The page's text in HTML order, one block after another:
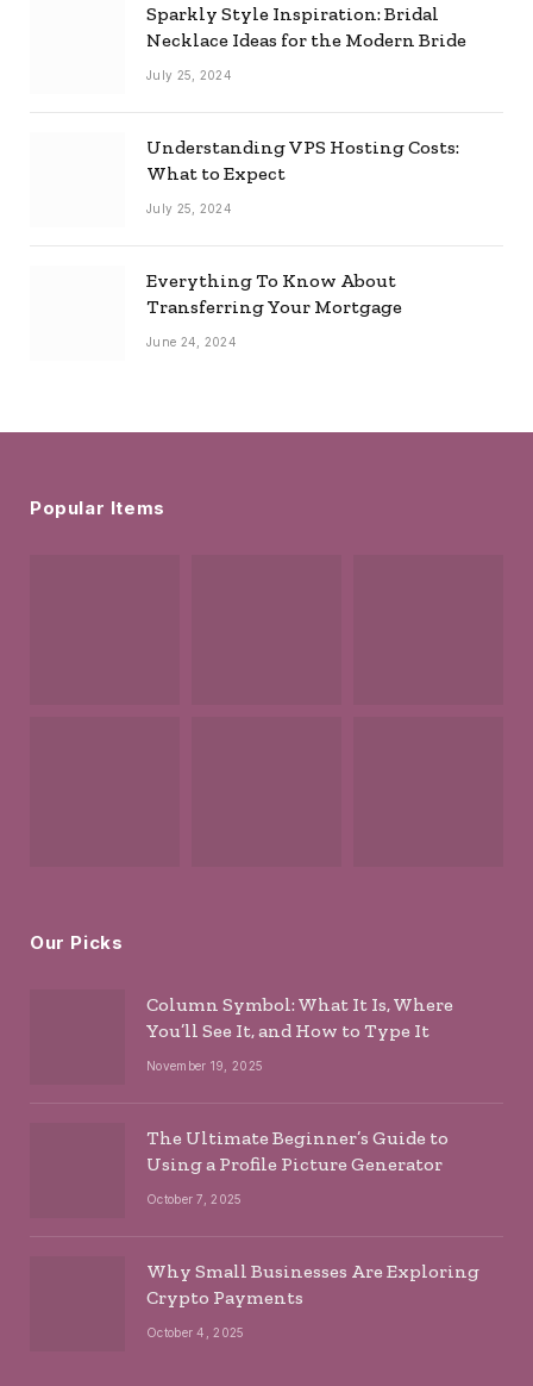
Sparkly Style Inspiration: Bridal
Necklace Ideas for the Modern Bride
July 25, 2024
Understanding VPS Hosting Costs:
What to Expect
July 25, 2024
Everything To Know About
Transferring Your Mortgage
June 24, 2024
Popular Items
Our Picks
Column Symbol: What It Is, Where
You’ll See It, and How to Type It
November 19, 2025
The Ultimate Beginner’s Guide to
Using a Profile Picture Generator
October 7, 2025
Why Small Businesses Are Exploring
Crypto Payments
October 4, 2025